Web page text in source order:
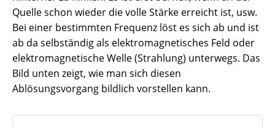
Quelle schon wieder die volle Stärke erreicht ist, usw.
Bei einer bestimmten Frequenz löst es sich ab und ist
ab da selbständig als elektromagnetisches Feld oder
elektromagnetische Welle (Strahlung) unterwegs. Das
Bild unten zeigt, wie man sich diesen
Ablösungsvorgang bildlich vorstellen kann.